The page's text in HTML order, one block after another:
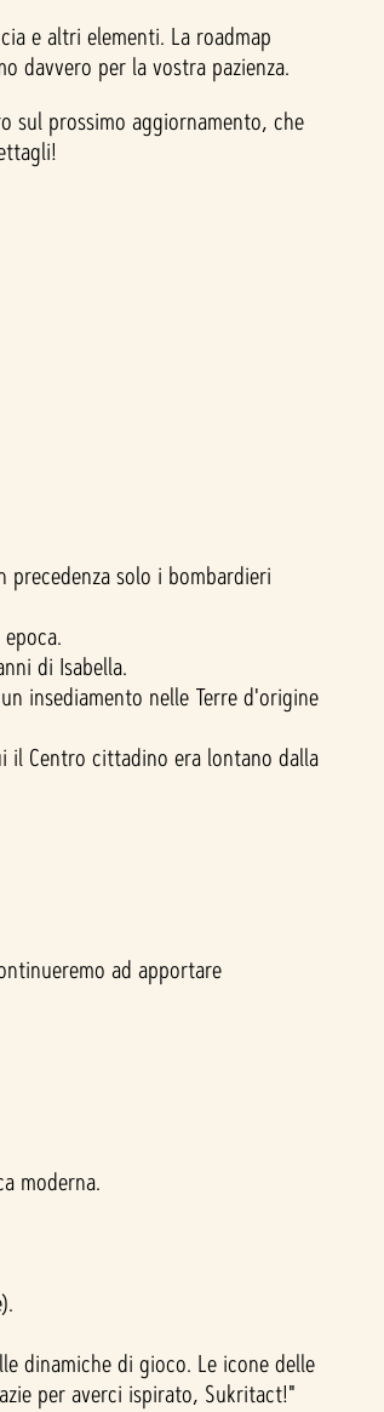
e altri elementi. La roadmap
davvero per la vostra pazienza.
sul prossimo aggiornamento, che
solo i bombardieri
di Isabella.
insediamento nelle Terre d'origine
il Centro cittadino era lontano dalla
ad apportare
moderna.
dinamiche di gioco. Le icone delle
per averci ispirato, Sukritact!"